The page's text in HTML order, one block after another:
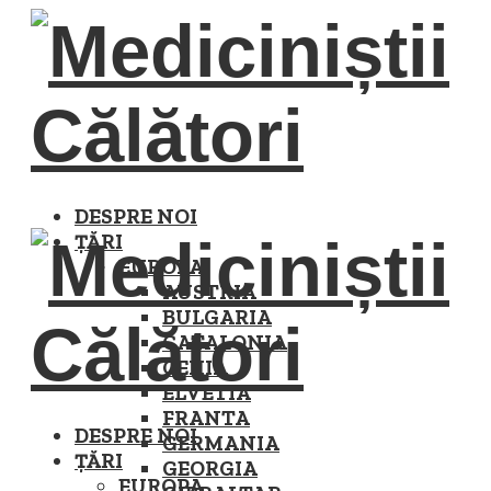
DESPRE NOI
ȚĂRI
EUROPA
AUSTRIA
BULGARIA
CATALONIA
CEHIA
ELVETIA
FRANTA
GERMANIA
GEORGIA
DESPRE NOI
ȚĂRI